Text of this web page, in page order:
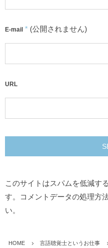
E-mail * (公開されません)
URL
このサイトはスパムを低減す
す。
コメントデータの処理方
い。
HOME 言語聴覚士というお仕事